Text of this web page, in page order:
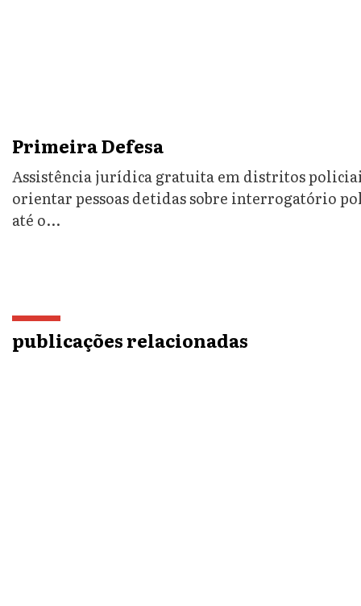
Primeira Defesa
Assistência jurídica gratuita em distritos
orientar pessoas detidas sobre interrogatório
até o...
publicações relacionadas